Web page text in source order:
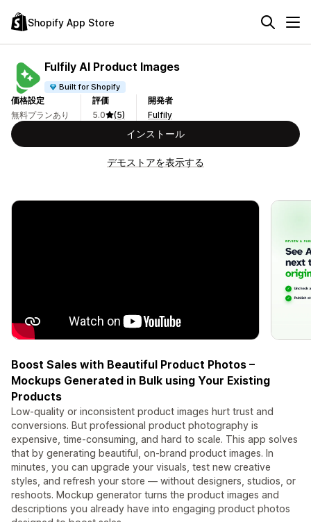
Shopify App Store
Fulfily AI Product Images
Built for Shopify
価格設定
無料プランあり
評価
5.0
(5)
開発者
Fulfily
インストール
デモストアを表示する
Boost Sales with Beautiful Product Photos –
Mockups Generated in Bulk using Your Existing
Products
Low-quality or inconsistent product images hurt trust and
conversions. But professional product photography is
expensive, time-consuming, and hard to scale. This app solves
that by generating beautiful, on-brand product images. In
minutes, you can upgrade your visuals, test new creative
styles, and refresh your store — without designers, studios, or
reshoots. Mockup generator turns the product images and
descriptions you already have into engaging product photos